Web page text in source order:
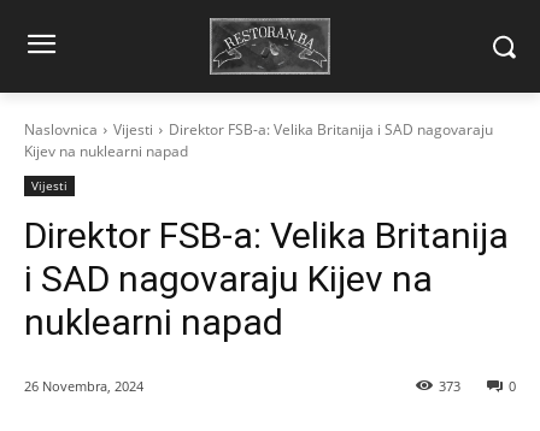
Naslovnica Vijesti
Direktor FSB-a: Velika Britanija i SAD nagovaraju
Kijev na nuklearni napad
Vijesti
Direktor FSB-a: Velika Britanija
i SAD nagovaraju Kijev na
nuklearni napad
26 Novembra, 2024 0
373